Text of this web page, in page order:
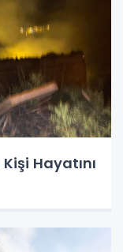
Hayatını